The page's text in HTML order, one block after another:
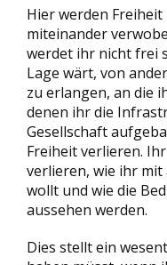
Hier werden
miteinander
werdet ihr nicht frei
Lage wärt, von
zu erlangen, an die
denen ihr die
Gesellschaft
Freiheit verlieren.
verlieren, wie ihr
wollt und wie die
aussehen werden.
Dies stellt ein